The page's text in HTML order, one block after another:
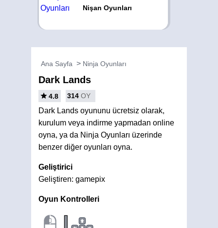
Nişan Oyunları
Ana Sayfa Ninja Oyunları
Dark Lands
4.8 314 OY
Dark Lands oyununu ücretsiz olarak,
kurulum veya indirme yapmadan online
oyna, ya da Ninja Oyunları üzerinde
benzer diğer oyunları oyna.
Geliştirici
Geliştiren: gamepix
Oyun Kontrolleri
|